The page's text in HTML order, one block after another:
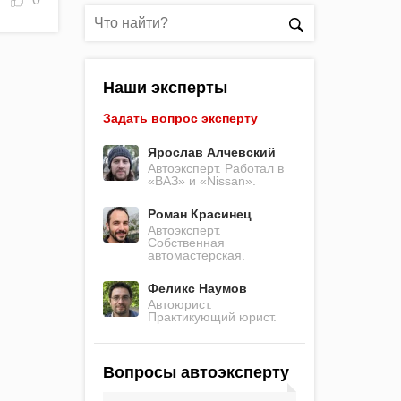
Наши эксперты
Задать вопрос эксперту
Ярослав Алчевский
Автоэксперт. Работал в
«ВАЗ» и «Nissan».
Роман Красинец
Автоэксперт.
Собственная
автомастерская.
Феликс Наумов
Автоюрист.
Практикующий юрист.
Вопросы автоэксперту